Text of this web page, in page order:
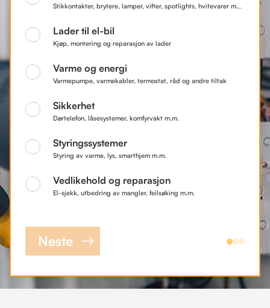
Lader til el-bil
Kjøp, montering og reparasjon av lader
Varme og energi
Varmepumpe, varmekabler, termostat, råd og andre tiltak
Sikkerhet
Dørtelefon, låsesystemer, komfyrvakt m.m.
Styringssystemer
Styring av varme, lys, smarthjem m.m.
Vedlikehold og reparasjon
El-sjekk, utbedring av mangler, feilsøking m.m.
Neste